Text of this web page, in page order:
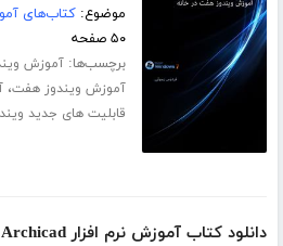
موضوع:کتاب‌های
۵۰ صفحه
برچسب‌ها:آموزش
آموزش ویندوز هفت،
قابلیت های جدید
دانلود کتاب آموزش نرم افزار Archicad